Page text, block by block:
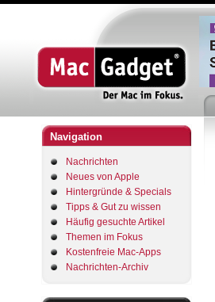
Navigation
Nachrichten
Neues von Apple
Hintergründe & Specials
Tipps & Gut zu wissen
Häufig gesuchte Artikel
Themen im Fokus
Kostenfreie Mac-Apps
Nachrichten-Archiv